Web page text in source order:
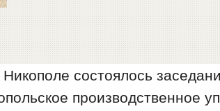
состоялось
производственное